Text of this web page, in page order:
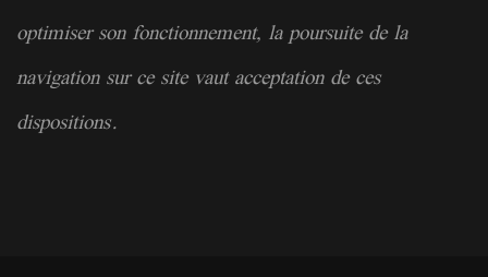
optimiser son fonctionnement, la poursuite de la
navigation sur ce site vaut acceptation de ces
dispositions.